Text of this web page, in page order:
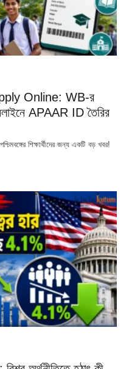
Online: WB-র
APAAR ID তৈরির
শিক্ষার্থীদের জন্য একটি বড় খবর!